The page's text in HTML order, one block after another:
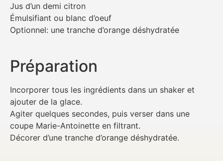
Jus d’un demi citron
Émulsifiant ou blanc d’oeuf
Optionnel: une tranche d’orange déshydratée
Préparation
Incorporer tous les ingrédients dans un shaker et
ajouter de la glace.
Agiter quelques secondes, puis verser dans une
coupe Marie-Antoinette en filtrant.
Décorer d’une tranche d’orange déshydratée.